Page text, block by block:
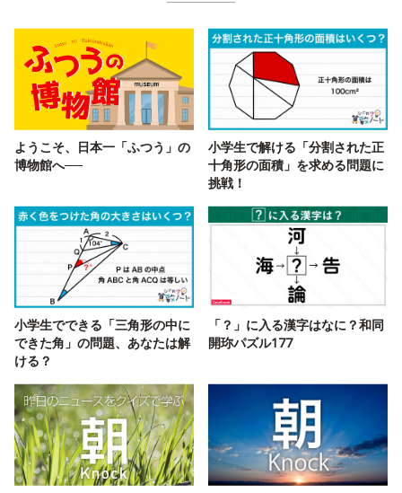
ようこそ、日本一「ふつう」の
博物館へ──
小学生で解ける「分割された正
十角形の面積」を求める問題に
挑戦！
小学生でできる「三角形の中に
できた角」の問題、あなたは解
ける？
「？」に入る漢字はなに？和同
開珎パズル177